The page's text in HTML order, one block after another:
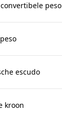
peso
escudo
kroon